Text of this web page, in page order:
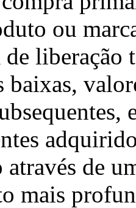
ou
liberação
baixas,
de
mais